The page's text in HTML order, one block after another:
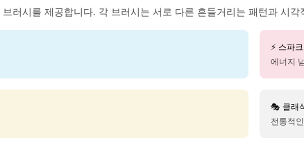
러시를 제공합니다. 각 브러시는 서로 다른 흔들거리는 패턴과 시각
⚡ 스파
에너지
🎭 클래
전통적